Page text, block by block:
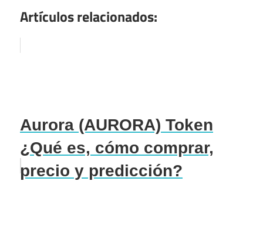
Artículos relacionados:
Aurora (AURORA) Token
¿Qué es, cómo comprar,
precio y predicción?